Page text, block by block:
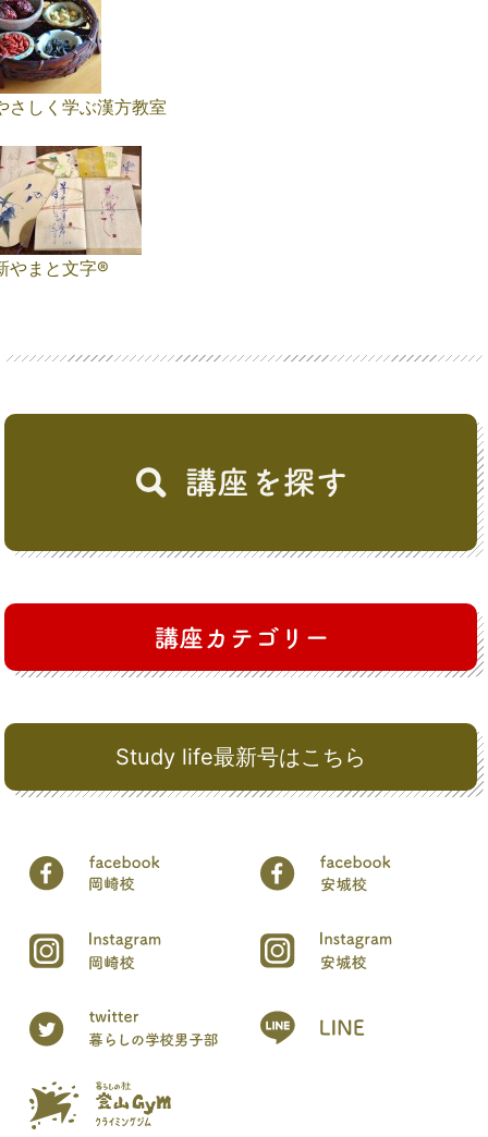
Study life最新号はこちら
さしく学ぶ漢方教室
やまと文字®